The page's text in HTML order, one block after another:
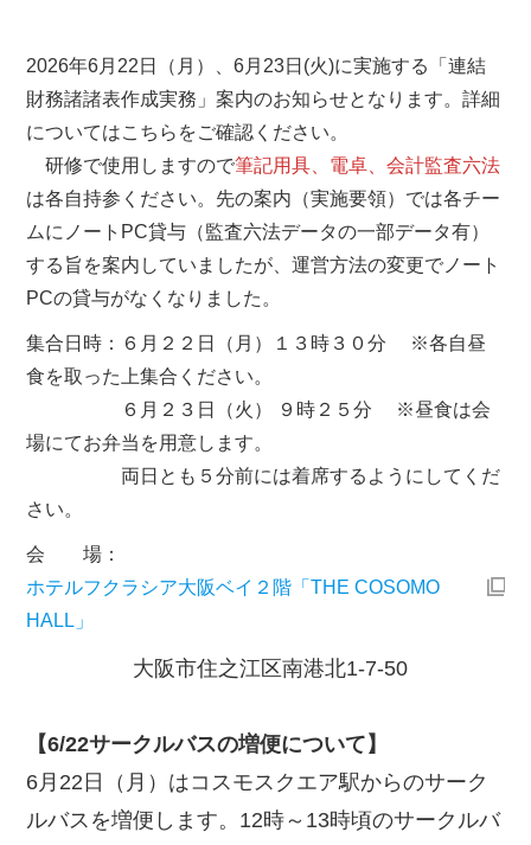
2026年6月22日（月）、6月23日(火)に実施する「連結
財務諸諸表作成実務」案内のお知らせとなります。詳細
についてはこちらをご確認ください。
研修で使用しますので筆記用具、電卓、会計監査六法
は各自持参ください。先の案内（実施要領）では各チー
ムにノートPC貸与（監査六法データの一部データ有）
する旨を案内していましたが、運営方法の変更でノート
PCの貸与がなくなりました。
集合日時：６月２２日（月）１３時３０分 ※各自昼
食を取った上集合ください。
６月２３日（火） ９時２５分 ※昼食は会
場にてお弁当を用意します。
両日とも５分前には着席するようにしてくだ
さい。
会 場：
ホテルフクラシア大阪ベイ２階「THE COSOMO
HALL」
大阪市住之江区南港北1-7-50
【6/22サークルバスの増便について】
6月22日（月）はコスモスクエア駅からのサーク
ルバスを増便します。12時～13時頃のサークルバ